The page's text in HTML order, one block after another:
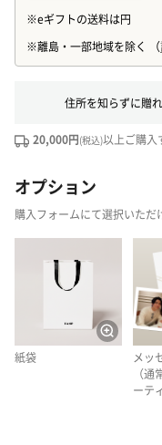
住所を知らずに贈
20,000円(税込)以上ご購入
オプション
購入フォームにて選択いただ
紙袋
メッ
（
ーテ